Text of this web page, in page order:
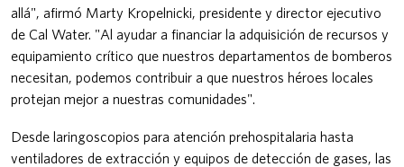
allá", afirmó Marty Kropelnicki, presidente y director ejecutivo
de Cal Water. "Al ayudar a financiar la adquisición de recursos y
equipamiento crítico que nuestros departamentos de bomberos
necesitan, podemos contribuir a que nuestros héroes locales
protejan mejor a nuestras comunidades".
Desde laringoscopios para atención prehospitalaria hasta
ventiladores de extracción y equipos de detección de gases, las